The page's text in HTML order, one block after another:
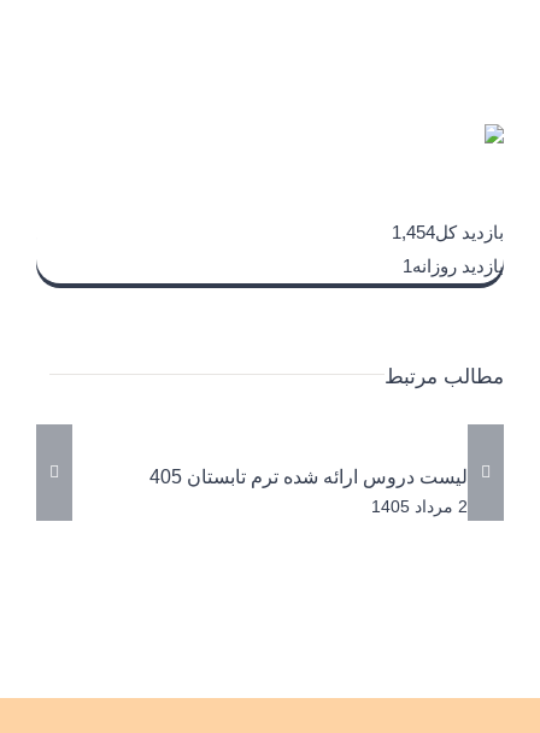
بازدید کل1,454
بازدید روزانه1
مطالب مرتبط
لیست دروس ارائه شده ترم تابستان 405
2 مرداد 1405